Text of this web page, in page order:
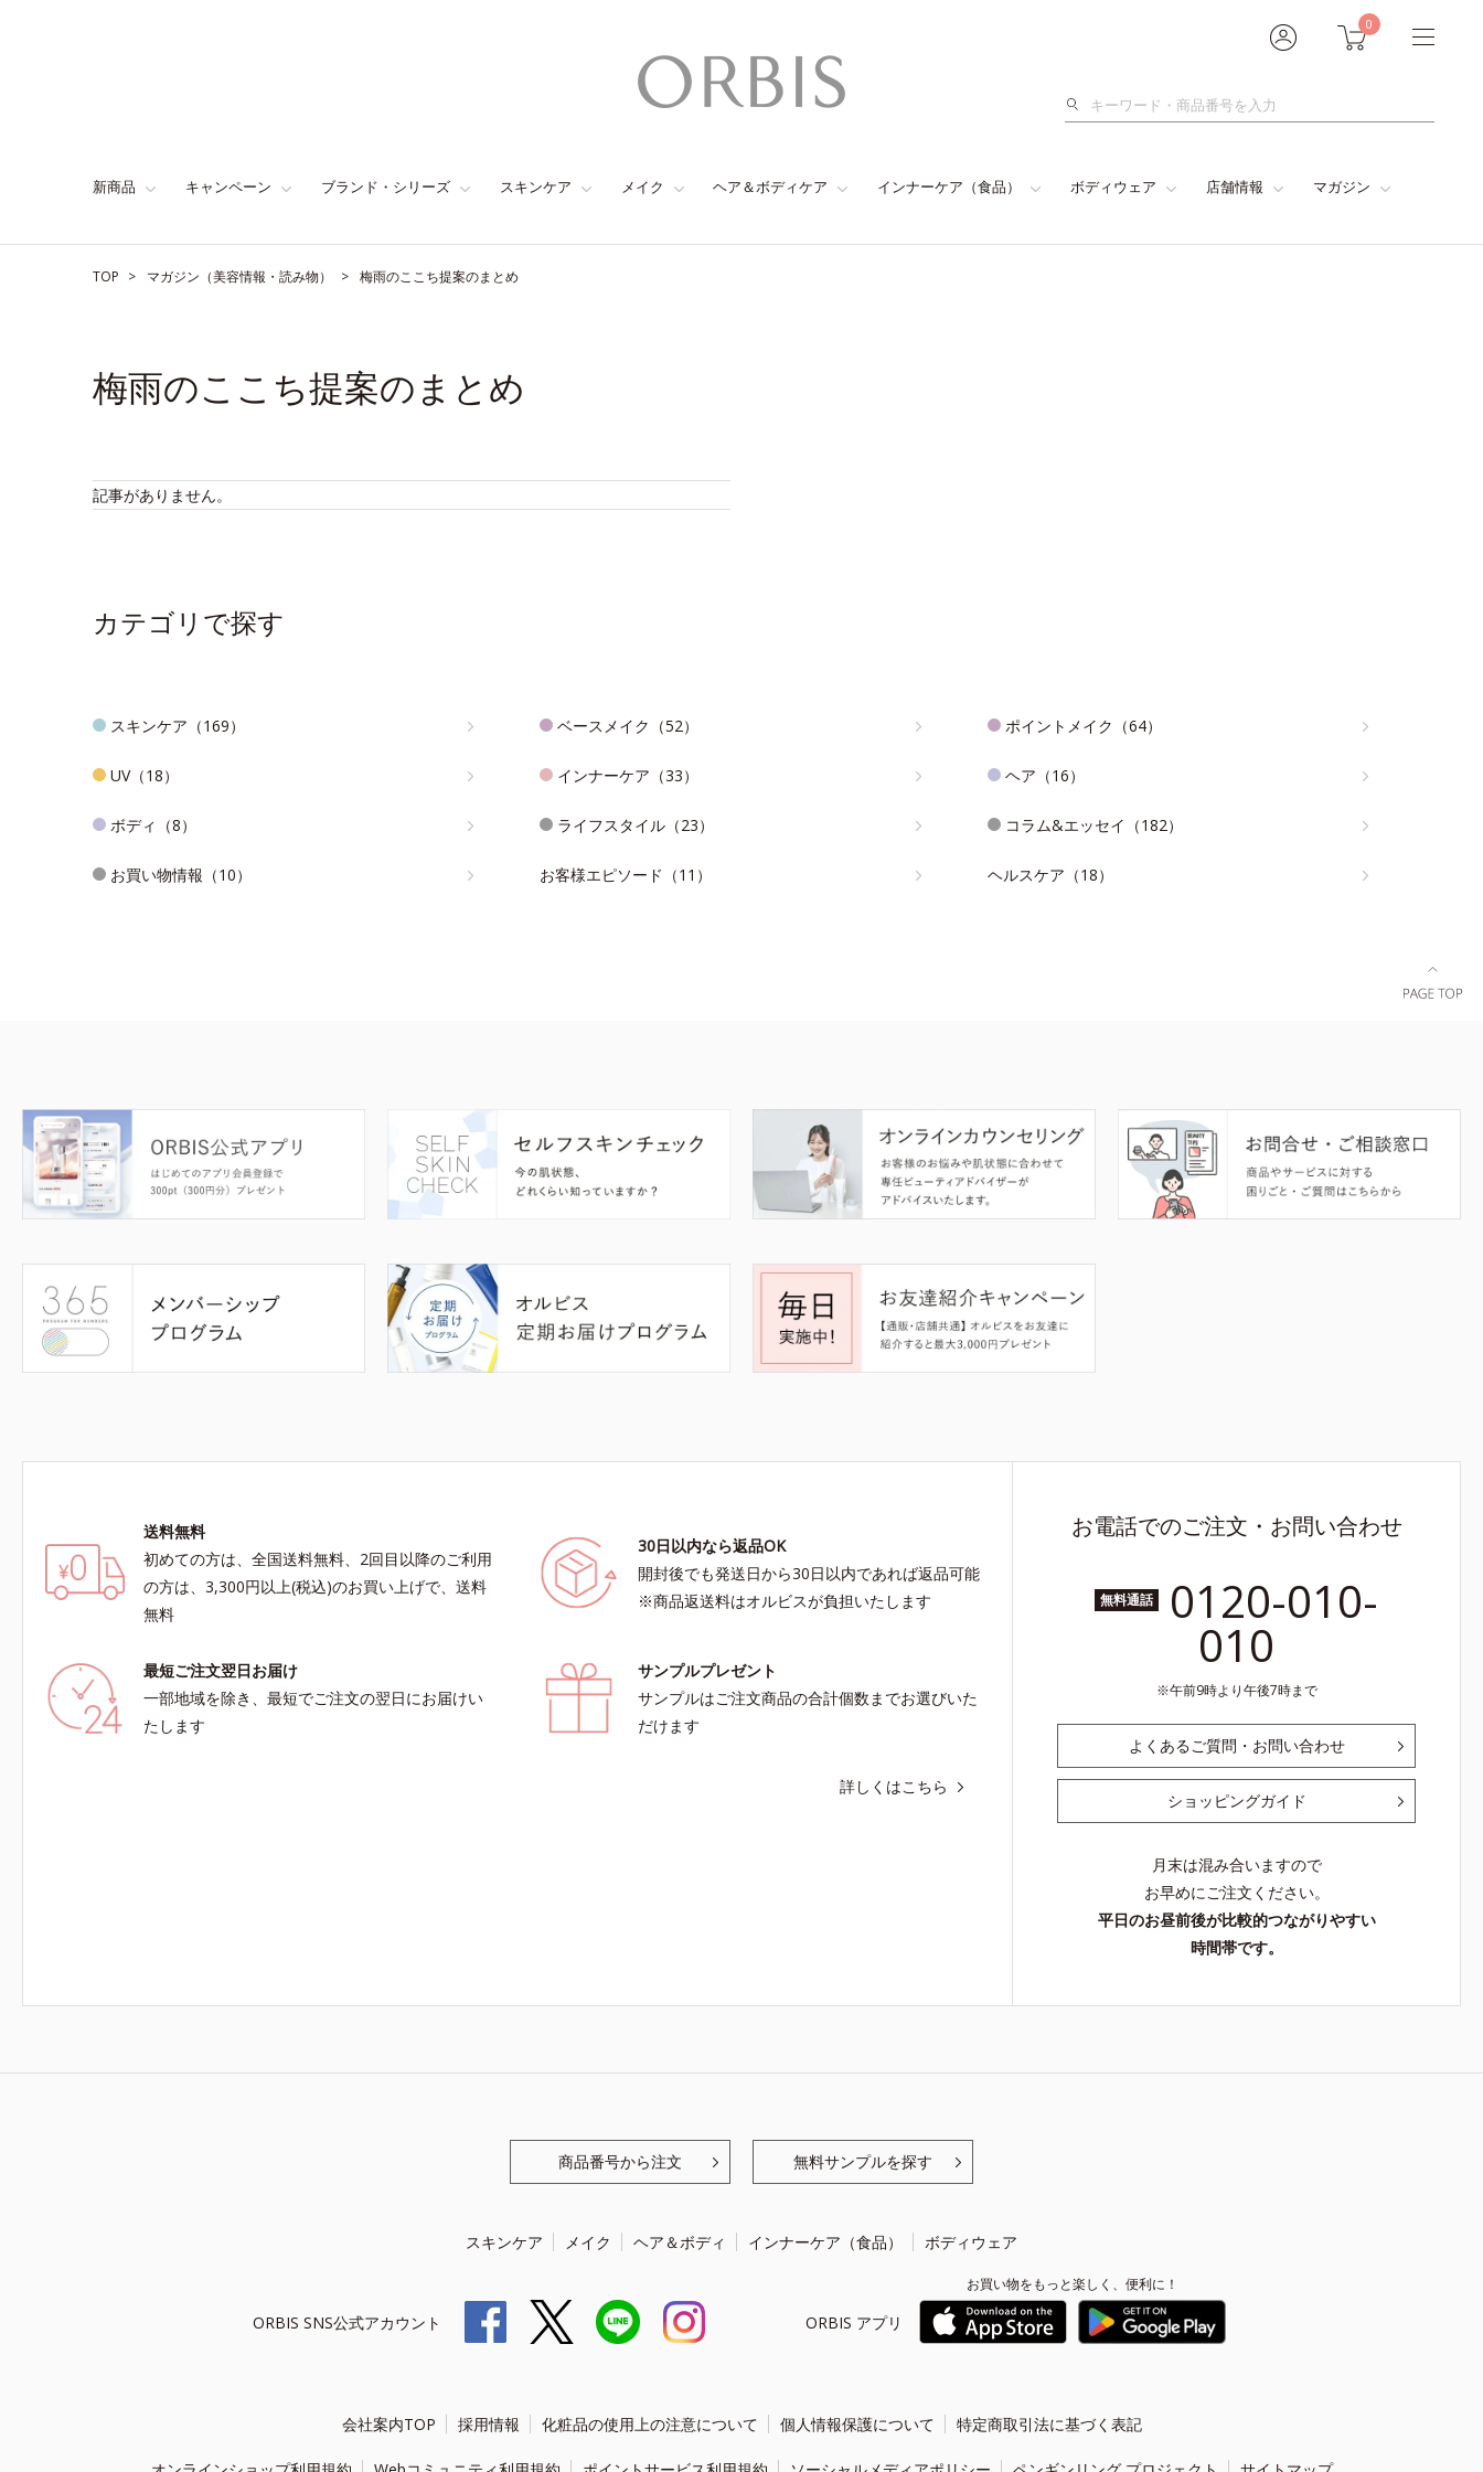
0
検
新商品 キャンペーン ブランド・シリーズ スキンケア メイク ヘア＆ボディケア インナーケア（食品） ボディウェア 店舗情報 マガジン
TOP マガジン（美容情報・読み物） 梅雨のここち提案のまとめ
梅雨のここち提案のまとめ
記事がありません。
カテゴリで探す
スキンケア（169） ベースメイク（52） ポイントメイク（64）
UV（18） インナーケア（33） ヘア（16）
ボディ（8） ライフスタイル（23） コラム&エッセイ（182）
お買い物情報（10） お客様エピソード（11） ヘルスケア（18）
送料無料
初めての方は、全国送料無料、2回目以降のご利用
の方は、3,300円以上(税込)のお買い上げで、送料
無料
30日以内なら返品OK
開封後でも発送日から30日以内であれば返品可能
※商品返送料はオルビスが負担いたします
最短ご注文翌日お届け
一部地域を除き、最短でご注文の翌日にお届けい
たします
サンプルプレゼント
サンプルはご注文商品の合計個数までお選びいた
だけます
詳しくはこちら
お電話でのご注文・お問い合わせ
無料通話 0120-010-
010
午前9時より午後7時まで
よくあるご質問・お問い合わせ
ショッピングガイド
月末は混み合いますので
お早めにご注文ください。
平日のお昼前後が比較的つながりやすい
時間帯です。
商品番号から注文 無料サンプルを探す
スキンケア メイク ヘア＆ボディ インナーケア（食品） ボディウェア
ORBIS SNS公式アカウント ORBIS アプリ
お買い物をもっと楽しく、便利に！
会社案内TOP 採用情報 化粧品の使用上の注意について 個人情報保護について 特定商取引法に基づく表記